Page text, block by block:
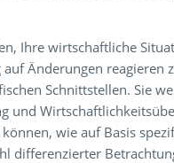
Ihre wirtschaftliche
Änderungen reagieren
Schnittstellen. Sie
und
wie auf Basis
differenzierter